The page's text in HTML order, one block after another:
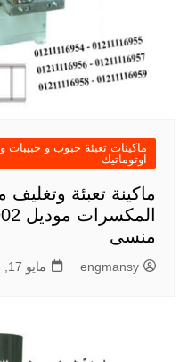
ماكينات تعبئة حبوب و
اوتوماتيك
ماكينة تعبئة وتغليف
منسى
engmansy مايو 17, 2023